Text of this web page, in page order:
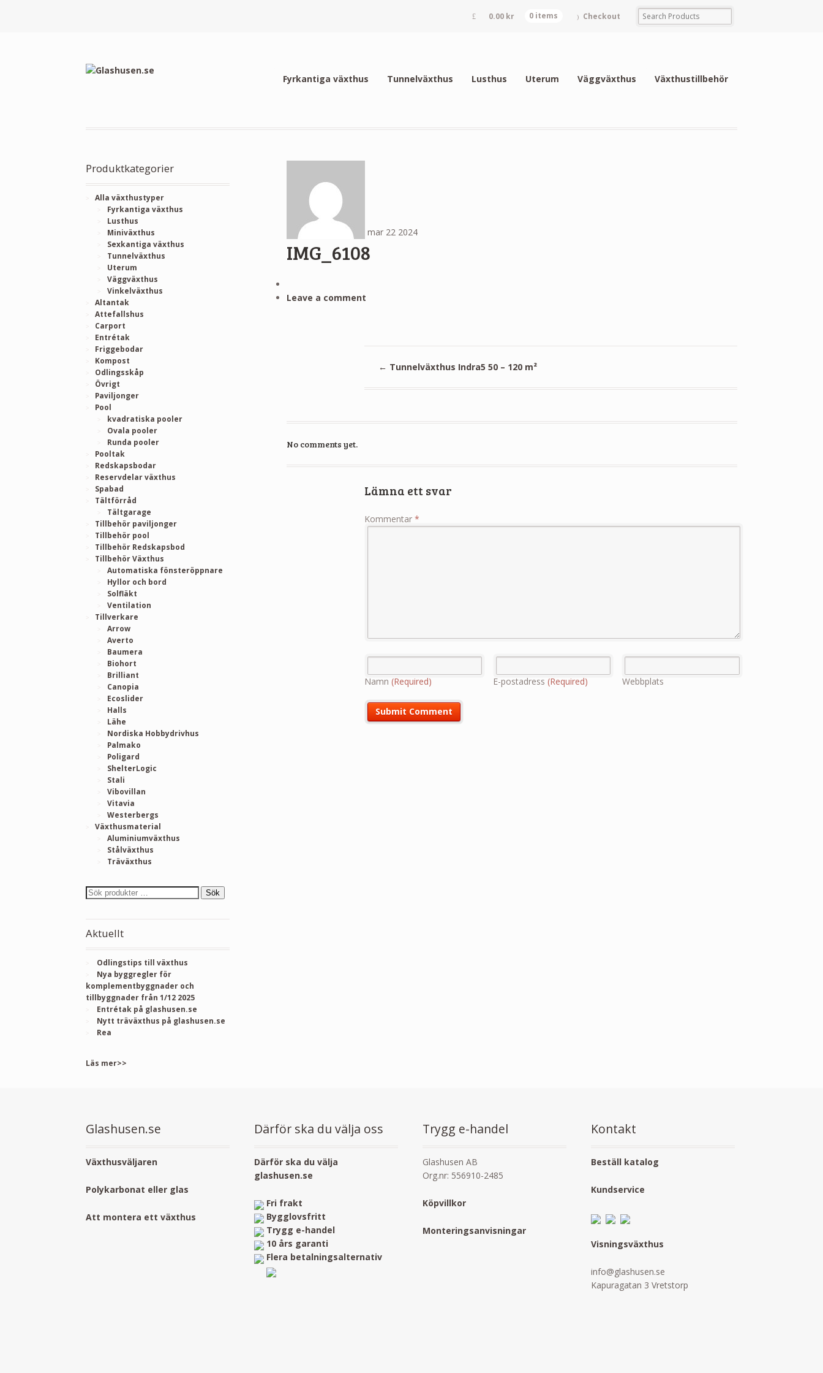
0.00 kr 0 items Checkout
Fyrkantiga växthus Tunnelväxthus Lusthus Uterum Väggväxthus Växthustillbehör
mar 22 2024
IMG_6108
Leave a comment
← Tunnelväxthus Indra5 50 – 120 m²
No comments yet.
Lämna ett svar
Kommentar*
Namn(Required) E-postadress(Required) Webbplats
Produktkategorier
Alla växthustyper
Fyrkantiga växthus
Lusthus
Miniväxthus
Sexkantiga växthus
Tunnelväxthus
Uterum
Väggväxthus
Vinkelväxthus
Altantak
Attefallshus
Carport
Entrétak
Friggebodar
Kompost
Odlingsskåp
Övrigt
Paviljonger
Pool
kvadratiska pooler
Ovala pooler
Runda pooler
Pooltak
Redskapsbodar
Reservdelar växthus
Spabad
Tältförråd
Tältgarage
Tillbehör paviljonger
Tillbehör pool
Tillbehör Redskapsbod
Tillbehör Växthus
Automatiska fönsteröppnare
Hyllor och bord
Solfläkt
Ventilation
Tillverkare
Arrow
Averto
Baumera
Biohort
Brilliant
Canopia
Ecoslider
Halls
Lähe
Nordiska Hobbydrivhus
Palmako
Poligard
ShelterLogic
Stali
Vibovillan
Vitavia
Westerbergs
Växthusmaterial
Aluminiumväxthus
Stålväxthus
Träväxthus
Sök
Aktuellt
Odlingstips till växthus
Nya byggregler för
komplementbyggnader och
tillbyggnader från 1/12 2025
Entrétak på glashusen.se
Nytt träväxthus på glashusen.se
Rea
Läs mer>>
Glashusen.se
Växthusväljaren
Polykarbonat eller glas
Att montera ett växthus
Därför ska du välja oss
Därför ska du välja
glashusen.se
Fri frakt
Bygglovsfritt
Trygg e-handel
10 års garanti
Flera betalningsalternativ
Trygg e-handel
Glashusen AB
Org.nr: 556910-2485
Köpvillkor
Monteringsanvisningar
Kontakt
Beställ katalog
Kundservice
Visningsväxthus
info@glashusen.se
Kapuragatan 3 Vretstorp